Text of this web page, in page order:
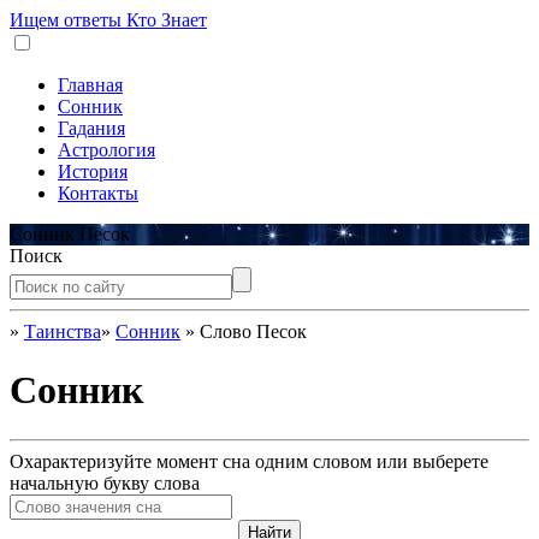
Ищем ответы Кто Знает
Главная
Сонник
Гадания
Астрология
История
Контакты
Сонник Песок
Поиск
» Таинства» Сонник » Слово Песок
Сонник
Охарактеризуйте момент сна одним словом или выберете
начальную букву слова